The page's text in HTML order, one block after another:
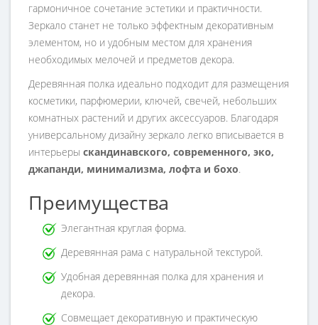
гармоничное сочетание эстетики и практичности.
Зеркало станет не только эффектным декоративным
элементом, но и удобным местом для хранения
необходимых мелочей и предметов декора.
Деревянная полка идеально подходит для размещения
косметики, парфюмерии, ключей, свечей, небольших
комнатных растений и других аксессуаров. Благодаря
универсальному дизайну зеркало легко вписывается в
интерьеры скандинавского, современного, эко,
джапанди, минимализма, лофта и бохо.
Преимущества
Элегантная круглая форма.
Деревянная рама с натуральной текстурой.
Удобная деревянная полка для хранения и
декора.
Совмещает декоративную и практическую